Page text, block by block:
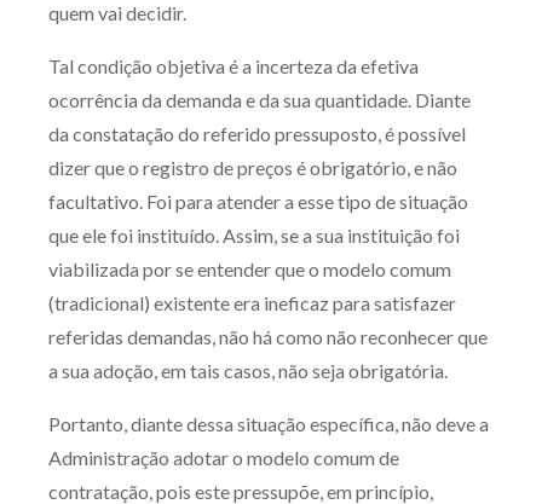
Av. Sete de Setembro, 4698
Batel
Curitiba PR 80240-000
Telefone (41) 2109-8666
Whatsapp (41) 98881-6616
quem vai decidir.
Tal condição objetiva é a incerteza da efetiva
ocorrência da demanda e da sua quantidade. Diante
da constatação do referido pressuposto, é possível
dizer que o registro de preços é obrigatório, e não
facultativo. Foi para atender a esse tipo de situação
que ele foi instituído. Assim, se a sua instituição foi
viabilizada por se entender que o modelo comum
(tradicional) existente era ineficaz para satisfazer
referidas demandas, não há como não reconhecer que
a sua adoção, em tais casos, não seja obrigatória.
Portanto, diante dessa situação específica, não deve a
Administração adotar o modelo comum de
contratação, pois este pressupõe, em princípio,